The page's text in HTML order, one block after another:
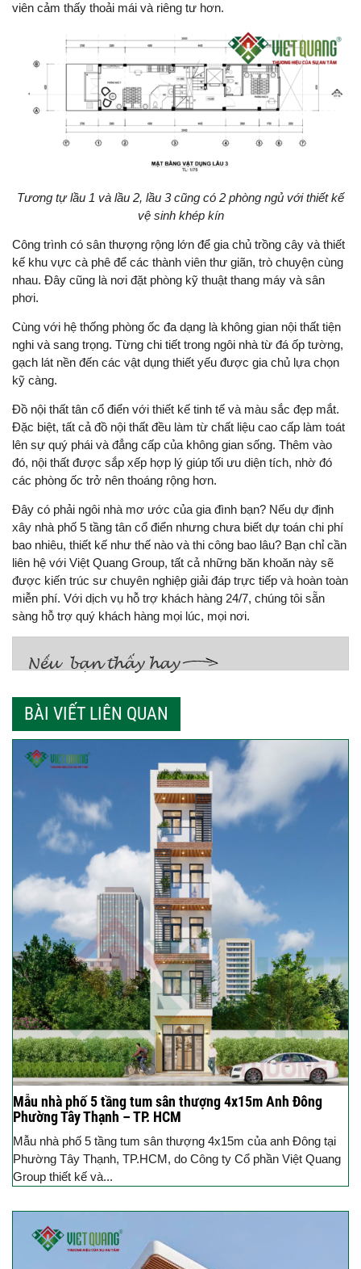
viên cảm thấy thoải mái và riêng tư hơn.
Tương tự lầu 1 và lầu 2, lầu 3 cũng có 2 phòng ngủ với thiết kế
vệ sinh khép kín
Công trình có sân thượng rộng lớn để gia chủ trồng cây và thiết
kế khu vực cà phê để các thành viên thư giãn, trò chuyện cùng
nhau. Đây cũng là nơi đặt phòng kỹ thuật thang máy và sân
phơi.
Cùng với hệ thống phòng ốc đa dạng là không gian nội thất tiện
nghi và sang trọng. Từng chi tiết trong ngôi nhà từ đá ốp tường,
gạch lát nền đến các vật dụng thiết yếu được gia chủ lựa chọn
kỹ càng.
Đồ nội thất tân cổ điển với thiết kế tinh tế và màu sắc đẹp mắt.
Đặc biệt, tất cả đồ nội thất đều làm từ chất liệu cao cấp làm toát
lên sự quý phái và đẳng cấp của không gian sống. Thêm vào
đó, nội thất được sắp xếp hợp lý giúp tối ưu diện tích, nhờ đó
các phòng ốc trở nên thoáng rộng hơn.
Đây có phải ngôi nhà mơ ước của gia đình bạn? Nếu dự định
xây nhà phố 5 tầng tân cổ điển nhưng chưa biết dự toán chi phí
bao nhiêu, thiết kế như thế nào và thi công bao lâu? Bạn chỉ cần
liên hệ với Việt Quang Group, tất cả những băn khoăn này sẽ
được kiến trúc sư chuyên nghiệp giải đáp trực tiếp và hoàn toàn
miễn phí. Với dịch vụ hỗ trợ khách hàng 24/7, chúng tôi sẵn
sàng hỗ trợ quý khách hàng mọi lúc, mọi nơi.
BÀI VIẾT LIÊN QUAN
Mẫu nhà phố 5 tầng tum sân thượng 4x15m Anh Đông
Phường Tây Thạnh – TP. HCM
Mẫu nhà phố 5 tầng tum sân thượng 4x15m của anh Đông tại
Phường Tây Thạnh, TP.HCM, do Công ty Cổ phần Việt Quang
Group thiết kế và...